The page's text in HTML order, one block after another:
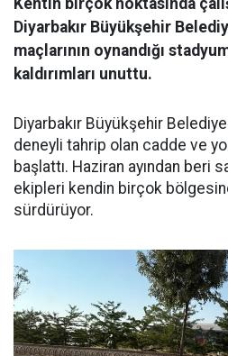
Kentin birçok noktasında
Diyarbakır Büyükşehir
maçlarının oynandığı
kaldırımları unuttu.
Diyarbakır Büyükşehir
deneyli tahrip olan cadde ve
başlattı. Haziran ayından beri
ekipleri kendin birçok
sürdürüyor.